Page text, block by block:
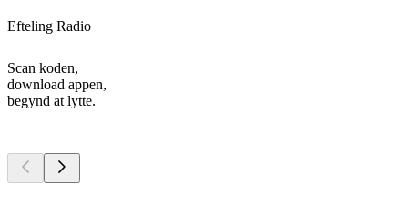
Efteling Radio
Scan koden,
download appen,
begynd at lytte.